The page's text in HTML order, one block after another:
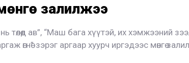
залилжээ
төлөөд ав”, “Маш бага хүүтэй, их хэмжээний
өгнө” зэрэг аргаар хуурч иргэдээс мөнгө